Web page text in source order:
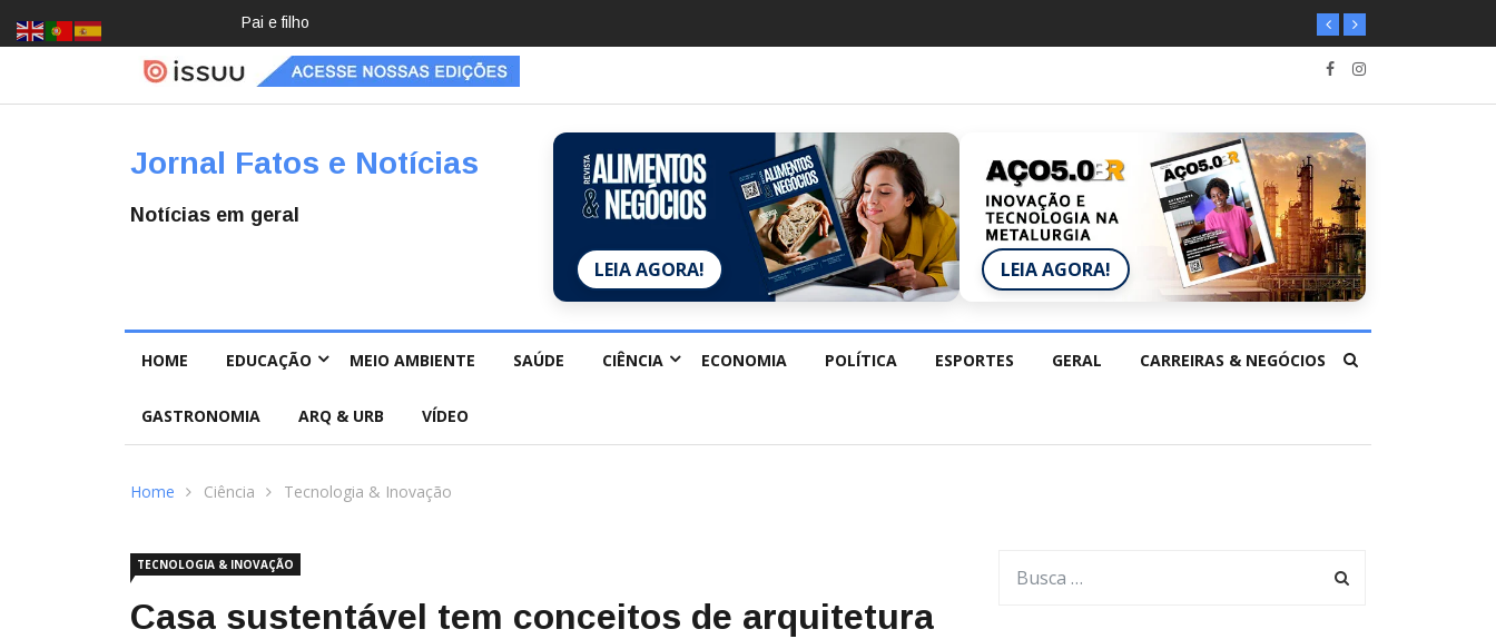
Crochê, jardinagem, diário: mulheres estão redescobrindo hobbies para desacelerar
Jornal Fatos e Notícias
Notícias em geral
LEIA AGORA! LEIA AGORA!
HOME EDUCAÇÃO MEIO AMBIENTE SAÚDE CIÊNCIA ECONOMIA POLÍTICA ESPORTES GERAL CARREIRAS & NEGÓCIOS
GASTRONOMIA ARQ & URB VÍDEO
Home Ciência Tecnologia & Inovação
TECNOLOGIA & INOVAÇÃO
Casa sustentável tem conceitos de arquitetura